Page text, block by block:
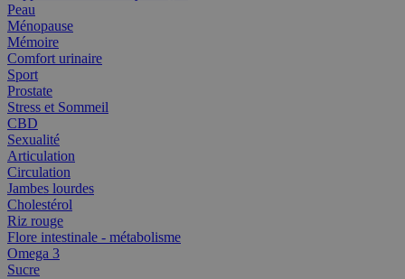
Peau
Ménopause
Mémoire
Comfort urinaire
Sport
Prostate
Stress et Sommeil
CBD
Sexualité
Articulation
Circulation
Jambes lourdes
Cholestérol
Riz rouge
Flore intestinale - métabolisme
Omega 3
Sucre